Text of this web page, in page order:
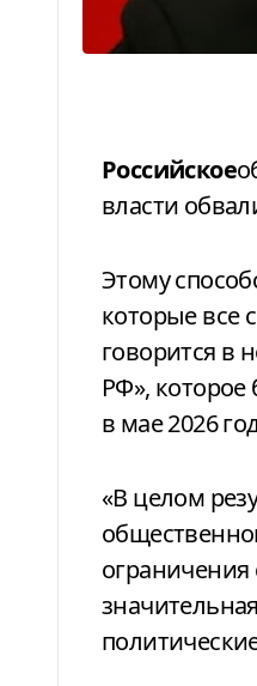
Российское
власти
Этому способствуют репрессии и социально-экономические проблемы,
которые все
говорится в
РФ», которое
в мае 2026
«В целом
ограничения